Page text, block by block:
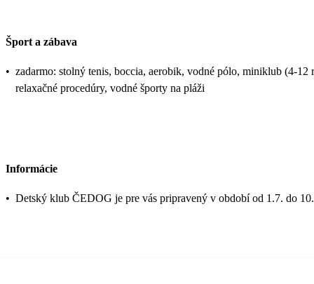
Šport a zábava
• zadarmo: stolný tenis, boccia, aerobik, vodné pólo, miniklub (4-
relaxačné procedúry, vodné športy na pláži
Informácie
• Detský klub ČEDOG je pre vás pripravený v období od 1.7. do